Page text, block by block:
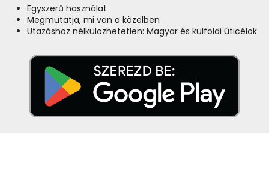
Egyszerű használat
Megmutatja, mi van a közelben
Utazáshoz nélkülözhetetlen: Magyar és külföldi úticélok